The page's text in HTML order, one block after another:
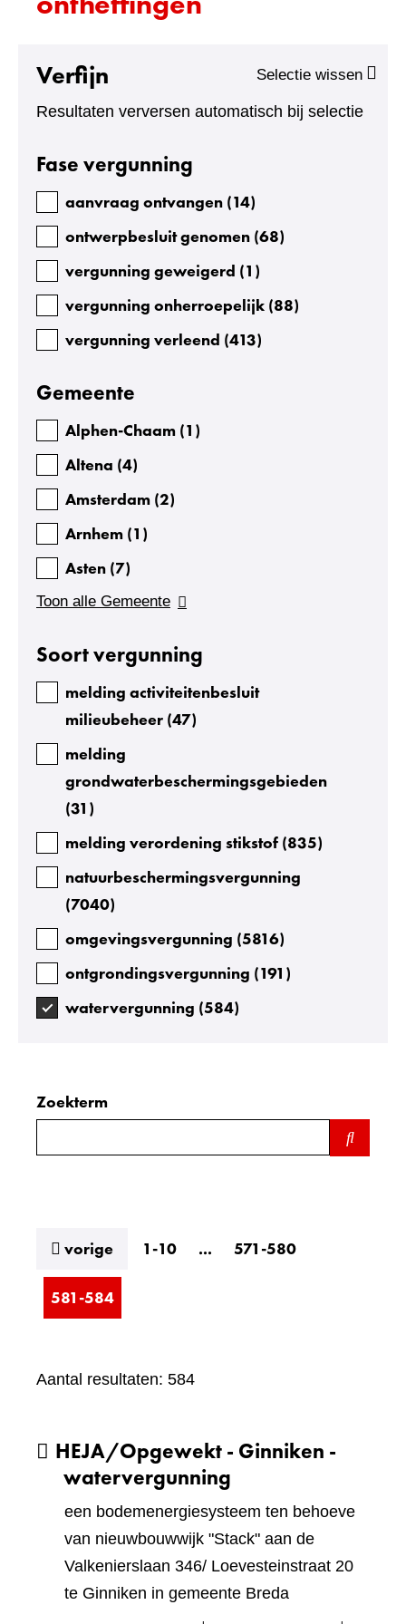
t
e
:
8
4
Verfijn
Resultaten verversen automatisch bij selectie
Facetten
Selectie wissen
Fase vergunning
aanvraag ontvangen (14)
ontwerpbesluit genomen (68)
vergunning geweigerd (1 )
vergunning onherroepelijk (88)
vergunning verleend (413)
Gemeente
Alphen-Chaam (1 )
Altena (4)
Amsterdam (2)
Arnhem (1 )
Asten (7)
Toon alle Gemeente
Soort vergunning
melding activiteitenbesluit
milieubeheer (47)
melding
grondwaterbeschermingsgebieden
(31 )
melding verordening stikstof (835)
natuurbeschermingsvergunning
(7040)
omgevingsvergunning (5816)
ontgrondingsvergunning (191 )
watervergunning (584)
Zoeken
de
Zoekterm
vorigeresultaten
1-10 ... 571-580
581-584
Aantal resultaten: 584
HEJA/Opgewekt - Ginniken -
watervergunning
een bodemenergiesysteem ten behoeve
van nieuwbouwwijk "Stack" aan de
Valkenierslaan 346/ Loevesteinstraat 20
te Ginniken in gemeente Breda